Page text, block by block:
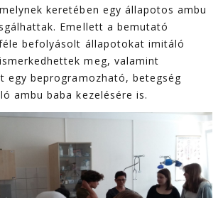
keretében egy állapotos ambu
Emellett a bemutató
befolyásolt állapotokat imitáló
meg, valamint
egy beprogramozható, betegség
ambu baba kezelésére is.